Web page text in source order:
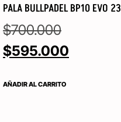
PALA BULLPADEL BP10 EVO 23
$700.000
$595.000
AÑADIR AL CARRITO